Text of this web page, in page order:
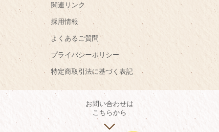
関連リンク
採用情報
よくあるご質問
プライバシーポリシー
特定商取引法に基づく表記
お問い合わせは
こちらから